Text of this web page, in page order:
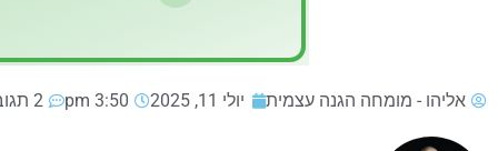
אליהו - מומחה הגנה עצמית יולי 11, 2025 3:50 pm 2 תגובות